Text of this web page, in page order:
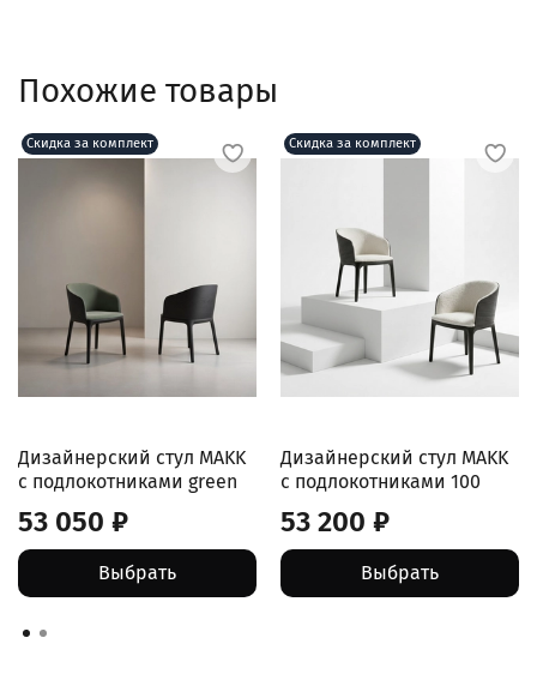
Похожие товары
Скидка за комплект
Дизайнерский стул MAKK
с подлокотниками green
53 050 ₽
Выбрать
Скидка за комплект
Дизайнерский стул MAKK
с подлокотниками 100
53 200 ₽
Выбрать